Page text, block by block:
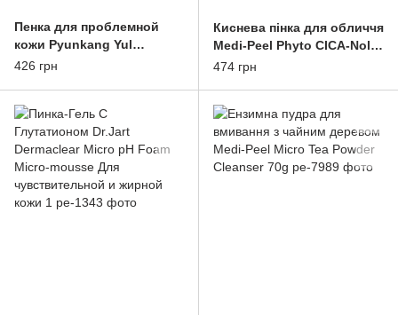
Пенка для проблемной
кожи Pyunkang Yul
Calming Acne Cleansing
426 грн
Киснева пінка для обличчя
Medi-Peel Phyto CICA-Nol
B5 AHA BHA Vitamin
474 грн